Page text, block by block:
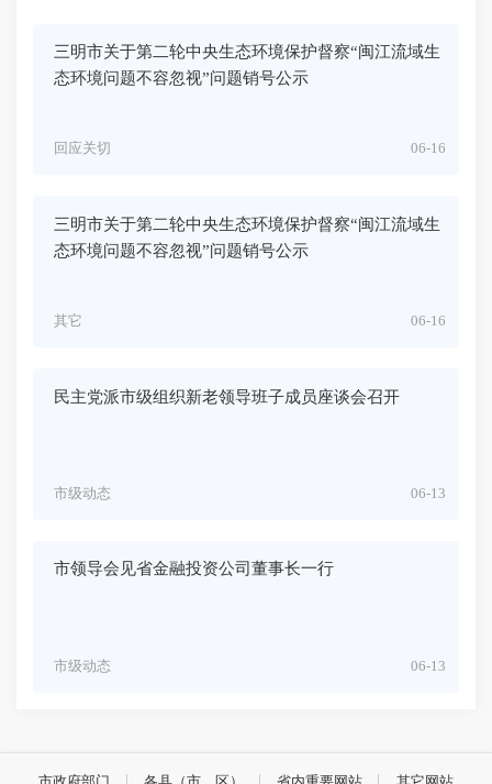
三明市关于第二轮中央生态环境保护督察“闽江流域生
态环境问题不容忽视”问题销号公示
06-16
回应关切
三明市关于第二轮中央生态环境保护督察“闽江流域生
态环境问题不容忽视”问题销号公示
06-16
其它
民主党派市级组织新老领导班子成员座谈会召开
06-13
市级动态
市领导会见省金融投资公司董事长一行
06-13
市级动态